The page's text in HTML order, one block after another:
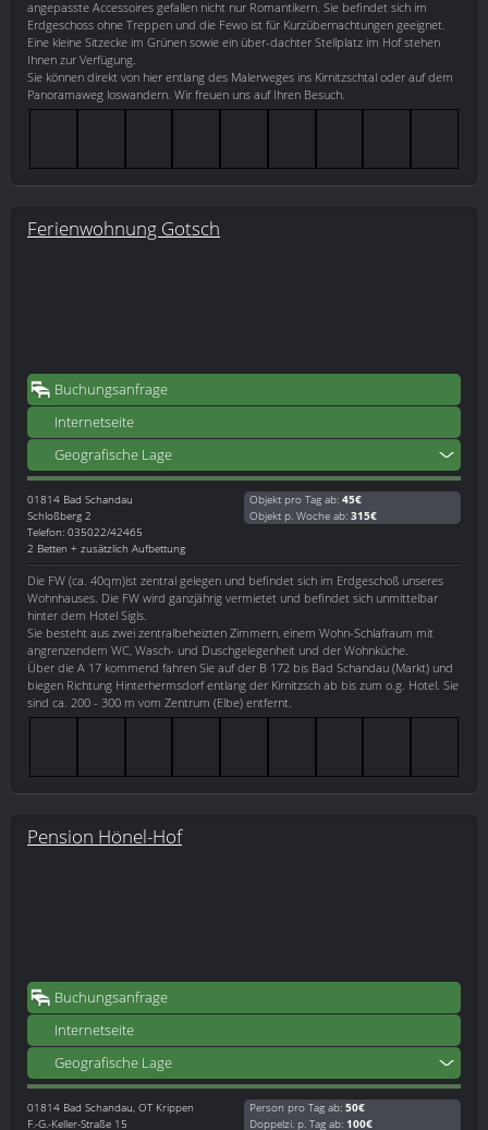
angepasste Accessoires gefallen nicht nur Romantikern. Sie befindet sich im
Erdgeschoss ohne Treppen und die Fewo ist für Kurzübernachtungen geeignet.
Eine kleine Sitzecke im Grünen sowie ein über-dachter Stellplatz im Hof stehen
Ihnen zur Verfügung.
Sie können direkt von hier entlang des Malerweges ins Kirnitzschtal oder auf dem
Panoramaweg loswandern. Wir freuen uns auf Ihren Besuch.
Ferienwohnung Gotsch
Buchungsanfrage
Internetseite
Geografische Lage
01814 Bad Schandau
Schloßberg 2
Telefon: 035022/42465
2 Betten + zusätzlich Aufbettung
Objekt pro Tag ab: 45€
Objekt p. Woche ab: 315€
Die FW (ca. 40qm)ist zentral gelegen und befindet sich im Erdgeschoß unseres
Wohnhauses. Die FW wird ganzjährig vermietet und befindet sich unmittelbar
hinter dem Hotel Sigls.
Sie besteht aus zwei zentralbeheizten Zimmern, einem Wohn-Schlafraum mit
angrenzendem WC, Wasch- und Duschgelegenheit und der Wohnküche.
Über die A 17 kommend fahren Sie auf der B 172 bis Bad Schandau (Markt) und
biegen Richtung Hinterhermsdorf entlang der Kirnitzsch ab bis zum o.g. Hotel. Sie
sind ca. 200 - 300 m vom Zentrum (Elbe) entfernt.
Pension Hönel-Hof
Buchungsanfrage
Internetseite
Geografische Lage
01814 Bad Schandau, OT Krippen
F.-G.-Keller-Straße 15
Person pro Tag ab: 50€
Doppelzi. p. Tag ab: 100€